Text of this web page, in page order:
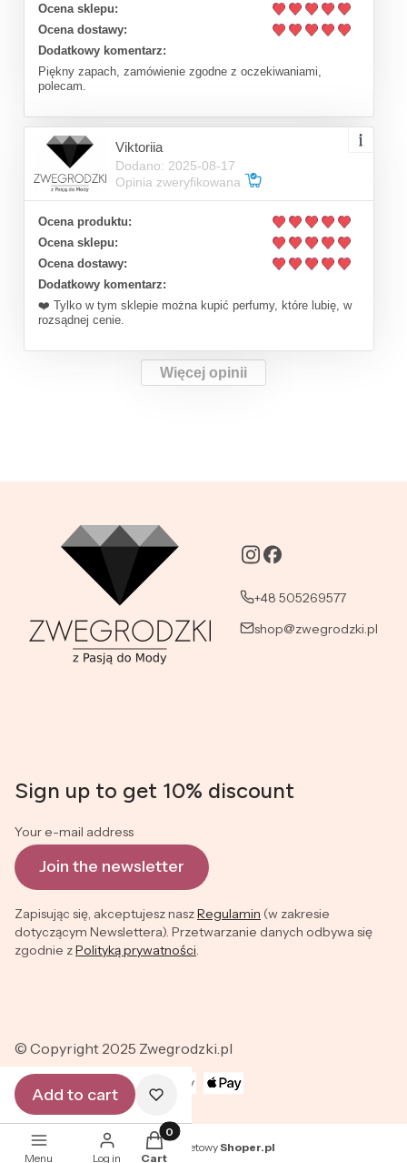
Ocena sklepu:
Ocena dostawy:
Dodatkowy komentarz:
Piękny zapach, zamówienie zgodne z oczekiwaniami,
polecam.
Viktoriia
Dodano: 2025-08-17
Opinia zweryfikowana
Ocena produktu:
Ocena sklepu:
Ocena dostawy:
Dodatkowy komentarz:
❤️ Tylko w tym sklepie można kupić perfumy, które lubię, w
rozsądnej cenie.
Więcej opinii
+48 505269577
shop@zwegrodzki.pl
Sign up to get 10% discount
Your e-mail address
Join the newsletter
Zapisując się, akceptujesz naszRegulamin (w zakresie
dotyczącym Newslettera). Przetwarzanie danych odbywa się
zgodnie zPolityką prywatności.
© Copyright 2025 Zwegrodzki.pl
Sklep internetowyShoper.pl
Add to cart
Menu Log in
Products in the cart: 0. See details
Cart